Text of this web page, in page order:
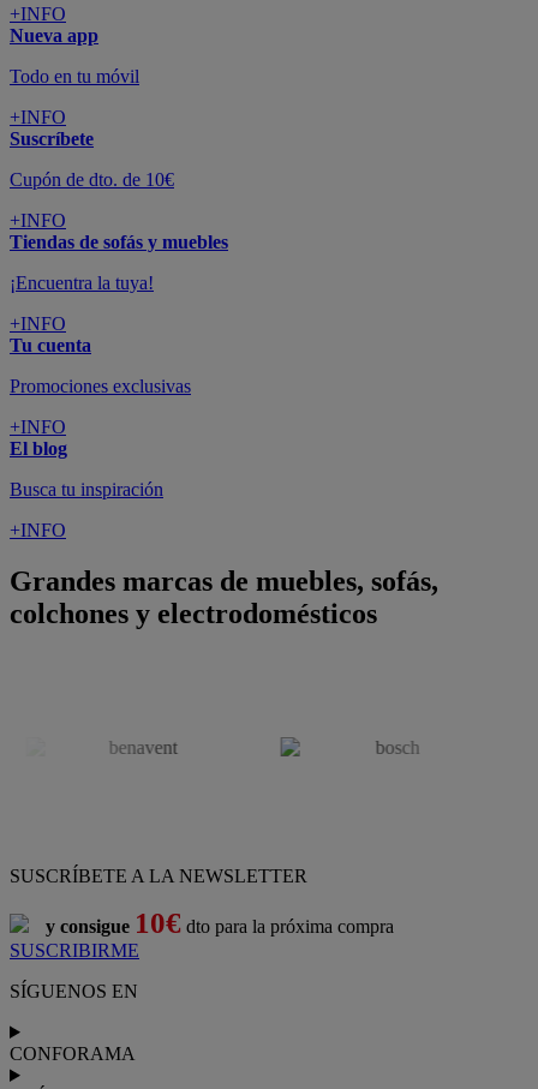
+INFO
Nueva app
Todo en tu móvil
+INFO
Suscríbete
Cupón de dto. de 10€
+INFO
Tiendas de sofás y muebles
¡Encuentra la tuya!
+INFO
Tu cuenta
Promociones exclusivas
+INFO
El blog
Busca tu inspiración
+INFO
Grandes marcas de muebles, sofás,
colchones y electrodomésticos
SUSCRÍBETE A LA NEWSLETTER
y consigue 10€ dto para la próxima compra
SUSCRIBIRME
SÍGUENOS EN
CONFORAMA